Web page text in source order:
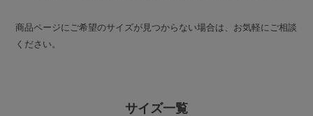
商品ページにご希望のサイズが見つからない場合は、お気軽にご相談
ください。
サイズ一覧